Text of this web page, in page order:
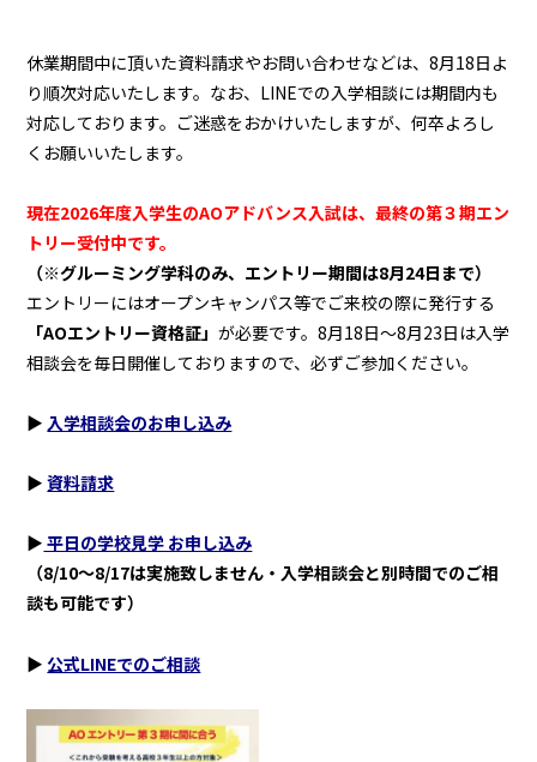
休業期間中に頂いた資料請求やお問い合わせなどは、8月18日よ
り順次対応いたします。なお、LINEでの入学相談には期間内も
対応しております。ご迷惑をおかけいたしますが、何卒よろし
くお願いいたします。
現在2026年度入学生のAOアドバンス入試は、最終の第３期エン
トリー受付中です。
（※グルーミング学科のみ、エントリー期間は8月24日まで）
エントリーにはオープンキャンパス等でご来校の際に発行する
「AOエントリー資格証」が必要です。8月18日～8月23日は入学
相談会を毎日開催しておりますので、必ずご参加ください。
▶︎入学相談会のお申し込み
▶︎資料請求
▶︎ 平日の学校見学 お申し込み
（8/10〜8/17は実施致しません・入学相談会と別時間でのご相
談も可能です）
▶︎公式LINEでのご相談